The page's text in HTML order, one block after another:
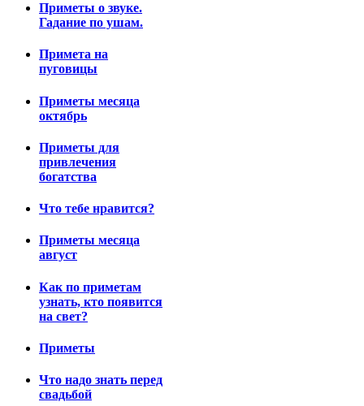
Приметы о звуке.
Гадание по ушам.
Примета на
пуговицы
Приметы месяца
октябрь
Приметы для
привлечения
богатства
Что тебе нравится?
Приметы месяца
август
Как по приметам
узнать, кто появится
на свет?
Приметы
Что надо знать перед
свадьбой